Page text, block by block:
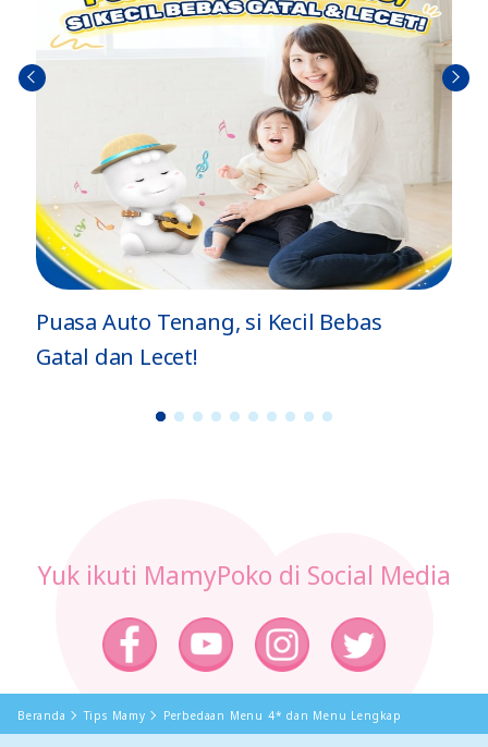
Puasa Auto Tenang, si Kecil Bebas
Gatal dan Lecet!
Sebel
umn
Berik
utny
1 2 3 4 5 6 7 8 9 1
Yuk ikuti MamyPoko di Social Media
Beranda Tips Mamy Perbedaan Menu 4* dan Menu Lengkap